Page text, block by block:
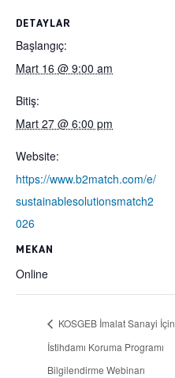
DETAYLAR
Başlangıç:
Mart 16 @ 9:00 am
Bitiş:
Mart 27 @ 6:00 pm
Website:
https://www.b2match.com/e/
sustainablesolutionsmatch2
026
MEKAN
Online
KOSGEB İmalat Sanayi İçin
İstihdamı Koruma Programı
Bilgilendirme Webinarı